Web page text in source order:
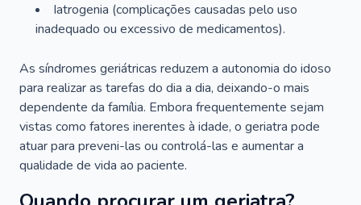
Iatrogenia (complicações causadas pelo uso
inadequado ou excessivo de medicamentos).
As síndromes geriátricas reduzem a autonomia do idoso
para realizar as tarefas do dia a dia, deixando-o mais
dependente da família. Embora frequentemente sejam
vistas como fatores inerentes à idade, o geriatra pode
atuar para preveni-las ou controlá-las e aumentar a
qualidade de vida ao paciente.